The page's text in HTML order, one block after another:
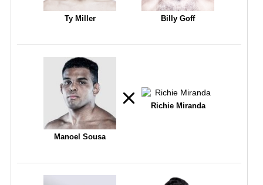
Ty Miller Billy Goff
Manoel Sousa
Richie Miranda